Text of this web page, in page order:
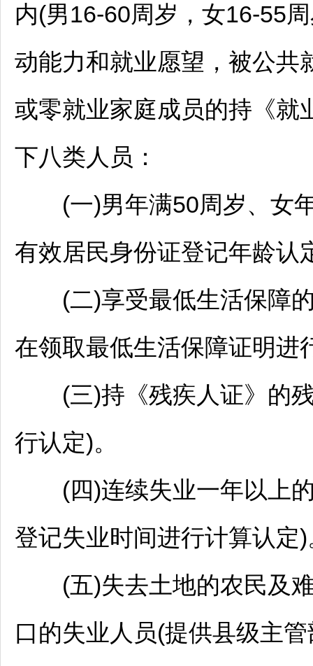
内(男16-60周岁，女16-55
动能力和就业愿望，被公共
或零就业家庭成员的持《就
下八类人员：
(一)男年满50周岁、女年
有效居民身份证登记年龄认
(二)享受最低生活保障的
在领取最低生活保障证明进
(三)持《残疾人证》的残
行认定)。
(四)连续失业一年以上的
登记失业时间进行计算认定)
(五)失去土地的农民及难
口的失业人员(提供县级主